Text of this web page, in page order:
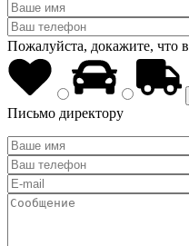
Пожалуйста, докажите, что
Письмо директору